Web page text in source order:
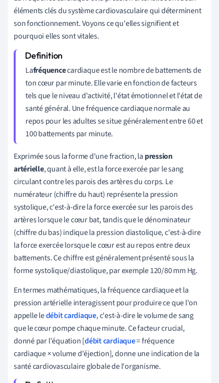
éléments clés du système cardiovasculaire qui déterminent
son fonctionnement. Voyons ce qu'elles signifient et
pourquoi elles sont vitales.
Lafréquencecardiaque est le nombre de battements de
ton cœur par minute. Elle varie en fonction de facteurs
tels que le niveau d'activité, l'état émotionnel et l'état de
santé général. Une fréquence cardiaque normale au
repos pour les adultes se situe généralement entre 60 et
100 battements par minute.
Exprimée sous la forme d'une fraction, la pression
artérielle, quant à elle, est la force exercée par le sang
circulant contre les parois des artères du corps. Le
numérateur (chiffre du haut) représente la pression
systolique, c'est-à-dire la force exercée sur les parois des
artères lorsque le cœur bat, tandis que le dénominateur
(chiffre du bas) indique la pression diastolique, c'est-à-dire
la force exercée lorsque le cœur est au repos entre deux
battements. Ce chiffre est généralement présenté sous la
forme systolique/diastolique, par exemple 120/80 mm Hg.
En termes mathématiques, la fréquence cardiaque et la
pression artérielle interagissent pour produire ce que l'on
appelle ledébit cardiaque, c'est-à-dire le volume de sang
que le cœur pompe chaque minute. Ce facteur crucial,
donné par l'équation [débit cardiaque= fréquence
cardiaque × volume d'éjection], donne une indication de la
santé cardiovasculaire globale de l'organisme.